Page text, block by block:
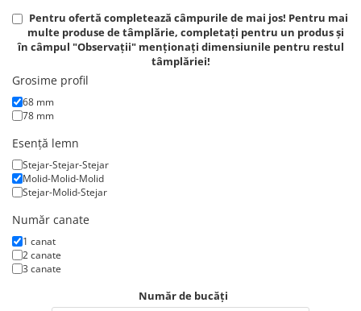
Pentru ofertă completează câmpurile de mai jos! Pentru mai
multe produse de tâmplărie, completați pentru un produs și
în câmpul "Observații" menționați dimensiunile pentru restul
tâmplăriei!
Grosime profil
68 mm
78 mm
Esență lemn
Stejar-Stejar-Stejar
Molid-Molid-Molid
Stejar-Molid-Stejar
Număr canate
1 canat
2 canate
3 canate
Număr de bucăți